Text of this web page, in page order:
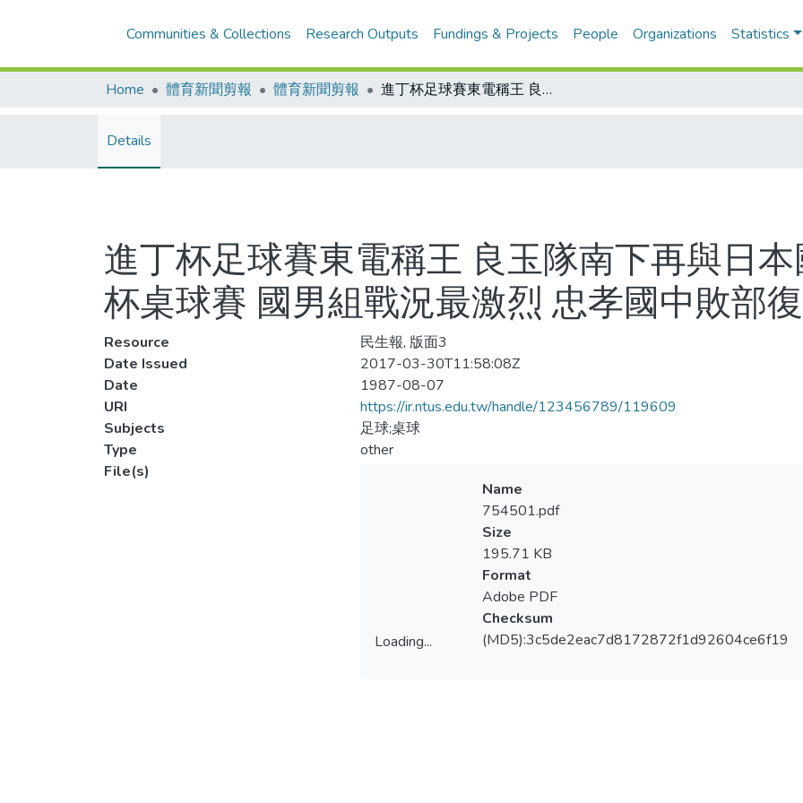
Communities & Collections Research Outputs Fundings & Projects People Organizations Statistics
Home 體育新聞剪報 體育新聞剪報 進丁杯足球賽東電稱王 良玉隊南下再與日本國家隊交鋒/史迪卡杯桌球賽 國男組戰況最激烈 忠孝國中敗部復活封王
Details
進丁杯足球賽東電稱王 良玉隊南下再與日
杯桌球賽 國男組戰況最激烈 忠孝國中敗部
Resource
民生報, 版面3
Date Issued
2017-03-30T11:58:08Z
Date
1987-08-07
URI
https://ir.ntus.edu.tw/handle/123456789/119609
Subjects
足球;桌球
Type
other
File(s)
Loading...
Name
754501.pdf
Size
195.71 KB
Format
Adobe PDF
Checksum
(MD5):3c5de2eac7d8172872f1d92604ce6f19